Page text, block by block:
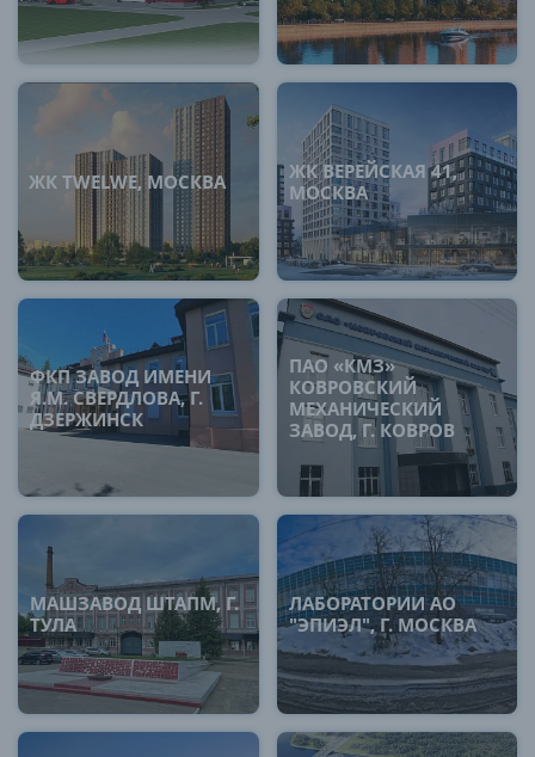
ЖК TWELWE, МОСКВА
ЖК ВЕРЕЙСКАЯ 41,
МОСКВА
ФКП ЗАВОД ИМЕНИ
Я.М. СВЕРДЛОВА, Г.
ДЗЕРЖИНСК
ПАО «КМЗ»
КОВРОВСКИЙ
МЕХАНИЧЕСКИЙ
ЗАВОД, Г. КОВРОВ
МАШЗАВОД ШТАПМ, Г.
ТУЛА
ЛАБОРАТОРИИ АО
"ЭПИЭЛ", Г. МОСКВА